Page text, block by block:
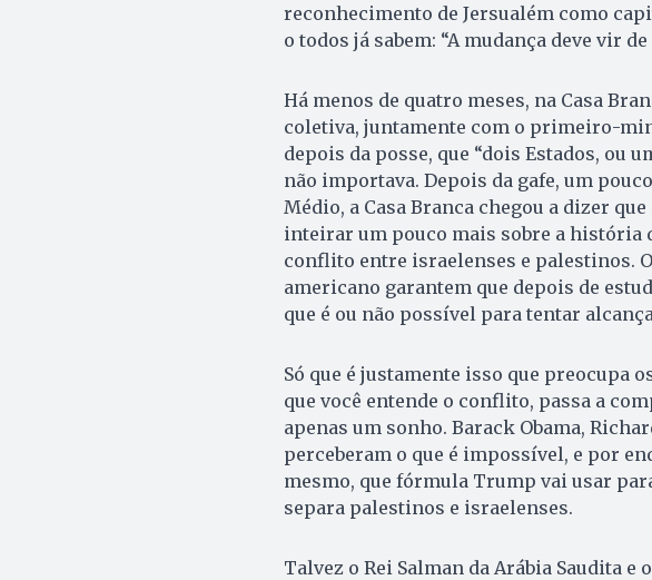
reconhecimento de Jersua­lém como
o todos já sabem: “A mudança deve vir de
Há menos de quatro meses, na Casa
coletiva, juntamente com o primeiro-
depois da posse, que “dois Estados, ou
não importava. Depois da gafe, um
Médio, a Casa Branca chegou a dizer
inteirar um pouco mais sobre a história
conflito entre israelenses e palestinos.
americano garantem que depois de
que é ou não possível para tentar
Só que é justamente isso que preocupa
que você entende o conflito, passa a
apenas um sonho. Barack Obama,
perceberam o que é impossível, e por
mesmo, que fórmula Trump vai usar
separa palestinos e israelenses.
Talvez o Rei Salman da Arábia Saudita